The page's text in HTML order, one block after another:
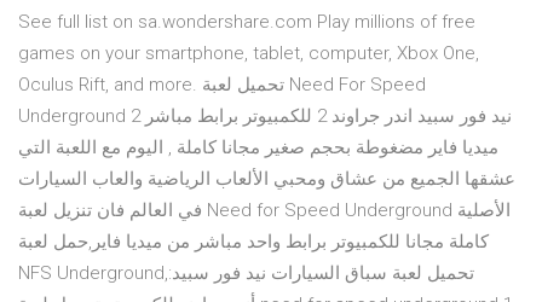
See full list on sa.wondershare.com Play millions of free
games on your smartphone, tablet, computer, Xbox One,
Oculus Rift, and more. تحميل لعبة Need For Speed
Underground 2 نيد فور سبيد اندر جراوند 2 للكمبيوتر برابط مباشر
ميديا فاير مضغوطة بحجم صغير مجانا كاملة , اليوم مع اللعبة التي
عشقها الجميع من عشاق ومحبي الألعاب الرياضية والعاب السيارات
في العالم فان تنزيل لعبة Need for Speed Underground الأصلية
كاملة مجانا للكمبيوتر برابط واحد مباشر من ميديا فاير,حمل لعبة
NFS Underground,تحميل لعبة سباق السيارات نيد فور سبيد: